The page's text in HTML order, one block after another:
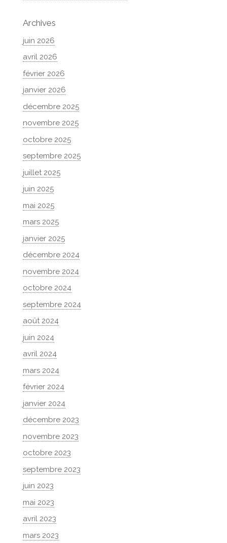
Archives
juin 2026
avril 2026
février 2026
janvier 2026
décembre 2025
novembre 2025
octobre 2025
septembre 2025
juillet 2025
juin 2025
mai 2025
mars 2025
janvier 2025
décembre 2024
novembre 2024
octobre 2024
septembre 2024
août 2024
juin 2024
avril 2024
mars 2024
février 2024
janvier 2024
décembre 2023
novembre 2023
octobre 2023
septembre 2023
juin 2023
mai 2023
avril 2023
mars 2023